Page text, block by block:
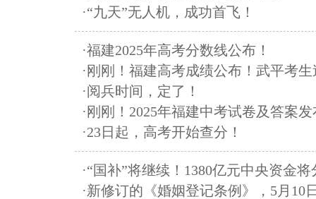
·“九天”无人机，成功首飞！
·福建2025年高考分数线公布！
·刚刚！福建高考成绩公布！武平考
·阅兵时间，定了！
·刚刚！2025年福建中考试卷及答案发
·23日起，高考开始查分！
·“国补”将继续！1380亿元中央资金
·新修订的《婚姻登记条例》，5月10